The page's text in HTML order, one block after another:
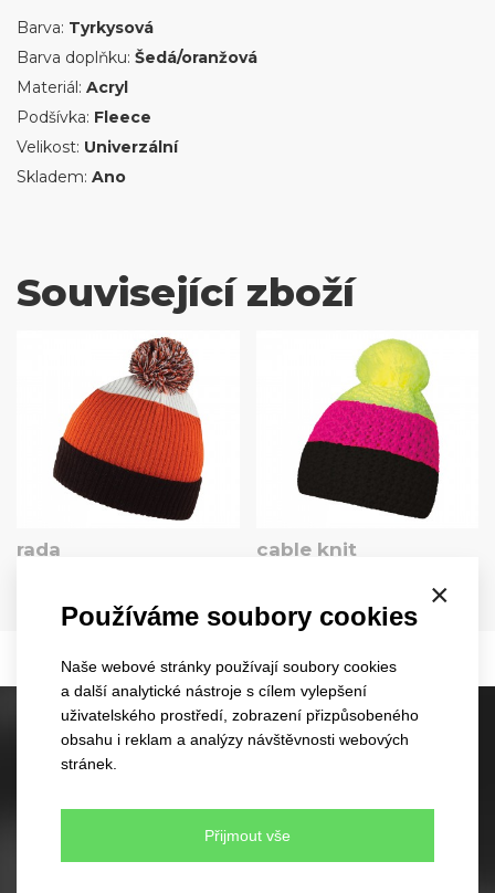
×
Používáme soubory cookies
Naše webové stránky používají soubory cookies
a další analytické nástroje s cílem vylepšení
uživatelského prostředí, zobrazení přizpůsobeného
obsahu i reklam a analýzy návštěvnosti webových
stránek.
Přijmout vše
Barva: Tyrkysová
Barva doplňku: Šedá/oranžová
Materiál: Acryl
Podšívka: Fleece
Velikost: Univerzální
Skladem: Ano
Související zboží
rada
7 barev
cable knit
7 barev
Skladové kšiltovky
Rychlé dodání